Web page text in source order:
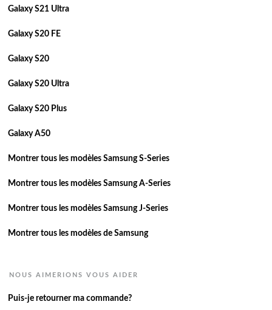
Galaxy S21 Ultra
Galaxy S20 FE
Galaxy S20
Galaxy S20 Ultra
Galaxy S20 Plus
Galaxy A50
Montrer tous les modèles Samsung S-Series
Montrer tous les modèles Samsung A-Series
Montrer tous les modèles Samsung J-Series
Montrer tous les modèles de Samsung
NOUS AIMERIONS VOUS AIDER
Puis-je retourner ma commande?